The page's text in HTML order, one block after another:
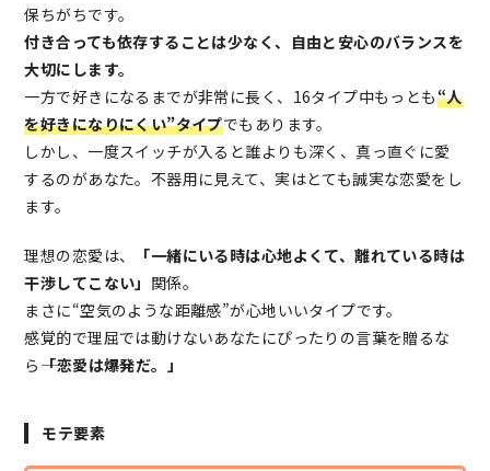
保ちがちです。
付き合っても依存することは少なく、自由と安心のバランスを
大切にします。
一方で好きになるまでが非常に長く、16タイプ中もっとも“人
を好きになりにくい”タイプでもあります。
しかし、一度スイッチが入ると誰よりも深く、真っ直ぐに愛
するのがあなた。不器用に見えて、実はとても誠実な恋愛をし
ます。
理想の恋愛は、
「一緒にいる時は心地よくて、離れている時は
干渉してこない」 関係。
まさに“空気のような距離感”が心地いいタイプです。
感覚的で理屈では動けないあなたにぴったりの言葉を贈るな
ら―― 「恋愛は爆発だ。」
モテ要素